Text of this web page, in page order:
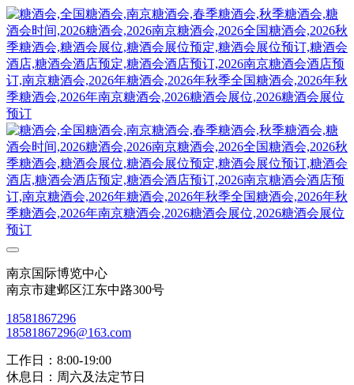
南京国际博览中心
南京市建邺区江东中路300号
18581867296
18581867296@163.com
工作日：8:00-19:00
休息日：周六及法定节日